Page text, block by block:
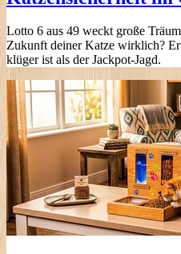
Lotto 6 aus 49 weckt große
Zukunft deiner Katze wirklich?
klüger ist als der Jackpot-Jagd.